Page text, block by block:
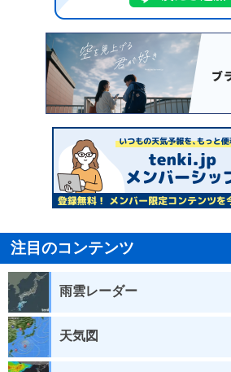
注目のコンテンツ
雨雲レーダー
天気図